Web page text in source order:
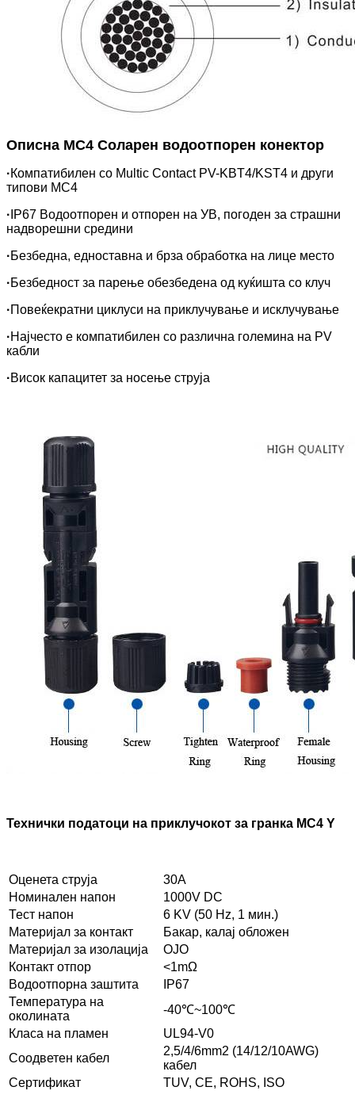
Описна MC4 Соларен водоотпорен конектор
·Компатибилен со Multic Contact PV-KBT4/KST4 и други
типови MC4
· IP67 Водоотпорен и отпорен на УВ, погоден за страшни
надворешни средини
·Безбедна, едноставна и брза обработка на лице место
·Безбедност за парење обезбедена од куќишта со клуч
·Повеќекратни циклуси на приклучување и исклучување
·Најчесто е компатибилен со различна големина на PV
кабли
·Висок капацитет за носење струја
Технички податоци на приклучокот за гранка MC4 Y
Оценета струја
30А
Номинален напон
1000V DC
Тест напон
6 KV (50 Hz, 1 мин.)
Материјал за контакт
Бакар, калај обложен
Материјал за изолација
ОЈО
Контакт отпор
<1mΩ
Водоотпорна заштита
IP67
Температура на
околината
-40℃~100℃
Класа на пламен
UL94-V0
Соодветен кабел
2,5/4/6mm2 (14/12/10AWG)
кабел
Сертификат
TUV, CE, ROHS, ISO